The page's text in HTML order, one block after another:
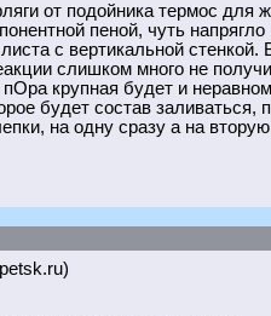
от подойника термос для
пеной, чуть
с вертикальной
слишком много не
крупная будет и
будет состав
на одну сразу а на